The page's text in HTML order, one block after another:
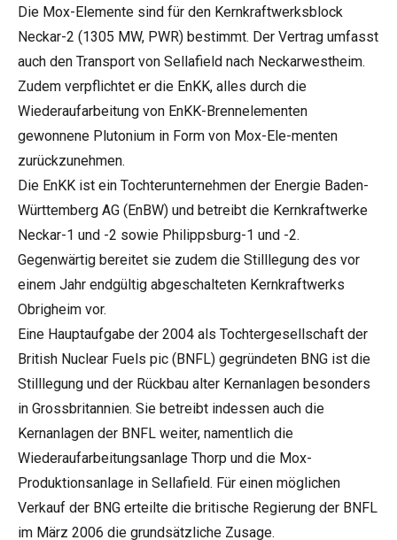
Die Mox-Elemente sind für den Kernkraftwerksblock
Neckar-2 (1305 MW, PWR) bestimmt. Der Vertrag umfasst
auch den Transport von Sellafield nach Neckarwestheim.
Zudem verpflichtet er die EnKK, alles durch die
Wiederaufarbeitung von EnKK-Brennelementen
gewonnene Plutonium in Form von Mox-Ele-menten
zurückzunehmen.
Die EnKK ist ein Tochterunternehmen der Energie Baden-
Württemberg AG (EnBW) und betreibt die Kernkraftwerke
Neckar-1 und -2 sowie Philippsburg-1 und -2.
Gegenwärtig bereitet sie zudem die Stilllegung des vor
einem Jahr endgültig abgeschalteten Kernkraftwerks
Obrigheim vor.
Eine Hauptaufgabe der 2004 als Tochtergesellschaft der
British Nuclear Fuels pic (BNFL) gegründeten BNG ist die
Stilllegung und der Rückbau alter Kernanlagen besonders
in Grossbritannien. Sie betreibt indessen auch die
Kernanlagen der BNFL weiter, namentlich die
Wiederaufarbeitungsanlage Thorp und die Mox-
Produktionsanlage in Sellafield. Für einen möglichen
Verkauf der BNG erteilte die britische Regierung der BNFL
im März 2006 die grundsätzliche Zusage.